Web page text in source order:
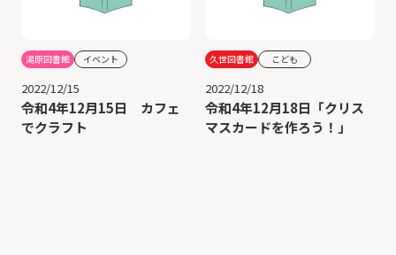
湯原図書館 イベント
2022/12/15
令和4年12月15日 カフェ
でクラフト
久世図書館 こども
2022/12/18
令和4年12月18日「クリス
マスカードを作ろう！」